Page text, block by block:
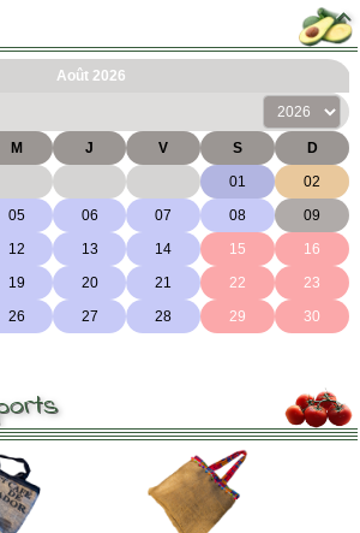
